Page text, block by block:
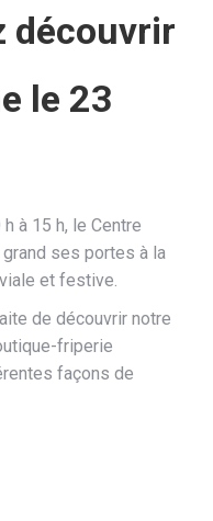
découvrir
le 23
à 15 h, le Centre
grand ses portes à la
et festive.
de découvrir notre
friperie
façons de